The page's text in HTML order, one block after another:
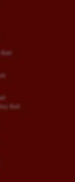
Ball